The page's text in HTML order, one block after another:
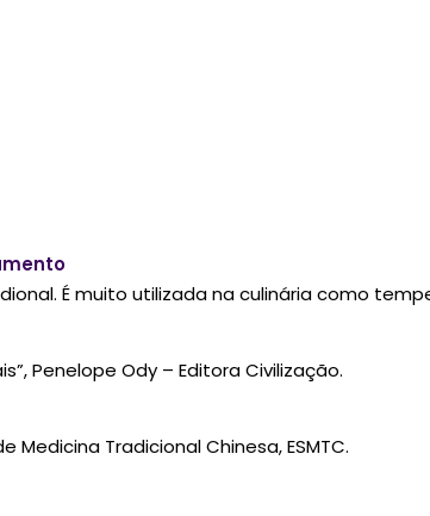
É muito utilizada na culinária como
Penelope Ody – Editora Civilização.
Medicina Tradicional Chinesa, ESMTC.